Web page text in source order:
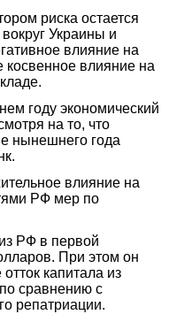
риска остается
Украины и
влияние на
косвенное влияние на
году экономический
на то, что
нынешнего года
влияние на
РФ мер по
РФ в первой
При этом он
капитала из
сравнению с
репатриации.